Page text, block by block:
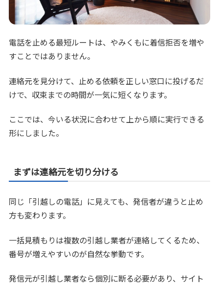
電話を止める最短ルートは、やみくもに着信拒否を増や
すことではありません。
連絡元を見分けて、止める依頼を正しい窓口に投げるだ
けで、収束までの時間が一気に短くなります。
ここでは、今いる状況に合わせて上から順に実行できる
形にしました。
まずは連絡元を切り分ける
同じ「引越しの電話」に見えても、発信者が違うと止め
方も変わります。
一括見積もりは複数の引越し業者が連絡してくるため、
番号が増えやすいのが自然な挙動です。
発信元が引越し業者なら個別に断る必要があり、サイト